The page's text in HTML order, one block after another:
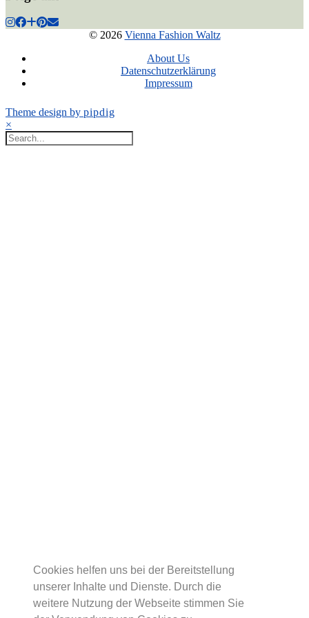
Cookies helfen uns bei der Bereitstellung
unserer Inhalte und Dienste. Durch die
weitere Nutzung der Webseite stimmen Sie
© 2026 Vienna Fashion Waltz
About Us
Datenschutzerklärung
Impressum
Theme design by pipdig
×